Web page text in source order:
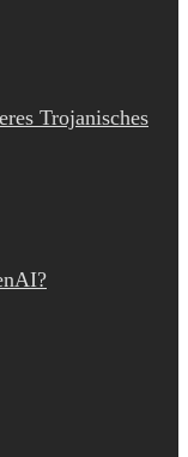
Trojanisches